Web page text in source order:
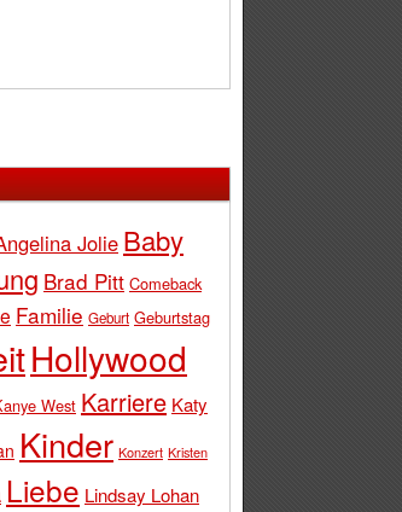
Jolie Baby
Brad Pitt Comeback
Familie Geburt Geburtstag
Hollywood
West Karriere Katy
Kinder Konzert Kristen
Liebe Lindsay Lohan